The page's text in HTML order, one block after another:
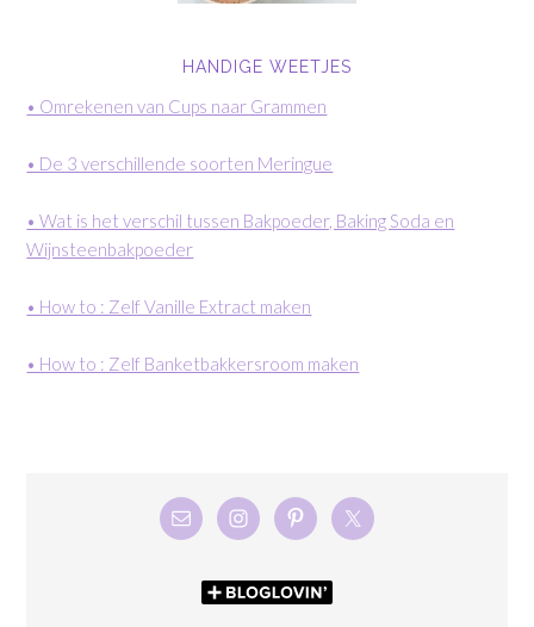
HANDIGE WEETJES
• Omrekenen van Cups naar Grammen
• De 3 verschillende soorten Meringue
• Wat is het verschil tussen Bakpoeder, Baking Soda en
Wijnsteenbakpoeder
• How to : Zelf Vanille Extract maken
• How to : Zelf Banketbakkersroom maken